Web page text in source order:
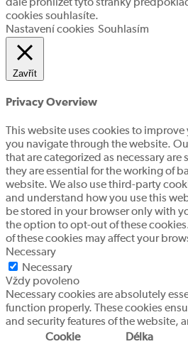
dále prohlížet tyto stránky
cookies souhlasíte.
Nastavení cookies Souhlasím
Zavřít
Privacy Overview
This website uses cookies to
you navigate through the website.
that are categorized as necessary are
they are essential for the working of
website. We also use third-party
and understand how you use this
be stored in your browser only with
the option to opt-out of these
of these cookies may affect your
Necessary
Necessary
Vždy povoleno
Necessary cookies are absolutely
function properly. These cookies
and security features of the website,
Cookie
Délka